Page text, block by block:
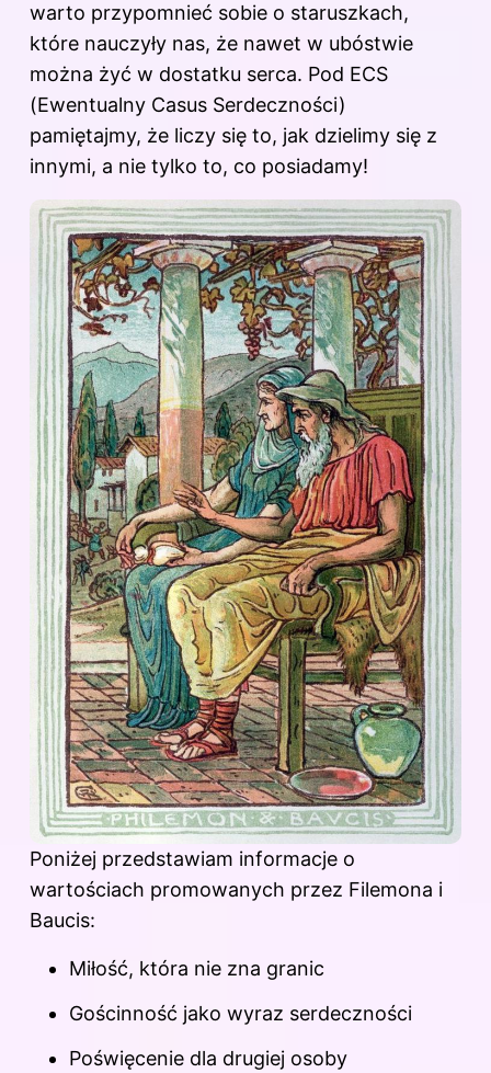
warto przypomnieć sobie o staruszkach,
które nauczyły nas, że nawet w ubóstwie
można żyć w dostatku serca. Pod ECS
(Ewentualny Casus Serdeczności)
pamiętajmy, że liczy się to, jak dzielimy się z
innymi, a nie tylko to, co posiadamy!
Poniżej przedstawiam informacje o
wartościach promowanych przez Filemona i
Baucis:
Miłość, która nie zna granic
Gościnność jako wyraz serdeczności
Poświęcenie dla drugiej osoby